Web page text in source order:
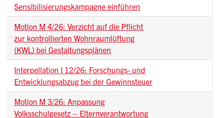
Sensibilisierungskampagne einführen
Motion M 4/26: Verzicht auf die Pflicht
zur kontrollierten Wohnraumlüftung
(KWL) bei Gestaltungsplänen
Interpellation I 12/26: Forschungs- und
Entwicklungsabzug bei der Gewinnsteuer
Motion M 3/26: Anpassung
Volksschulgesetz – Elternverantwortung